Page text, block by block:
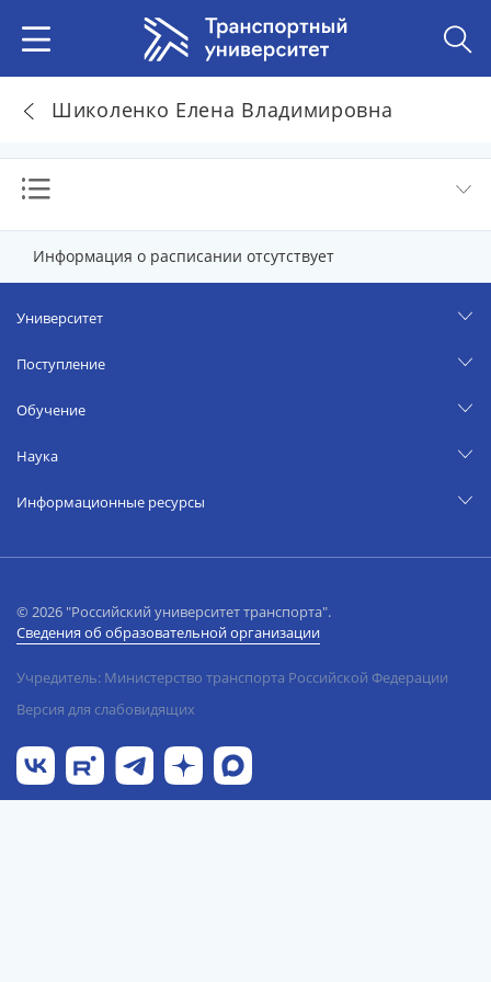
Шиколенко Елена Владимировна
Информация о расписании отсутствует
Университет
Поступление
Обучение
Наука
Информационные ресурсы
© 2026 "Российский университет транспорта".
Сведения об образовательной организации
Учредитель: Министерство транспорта Российской Федерации
Версия для слабовидящих